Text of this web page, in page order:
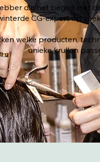
die net begint met
CG-expert op
welke producten,
unieke krullen